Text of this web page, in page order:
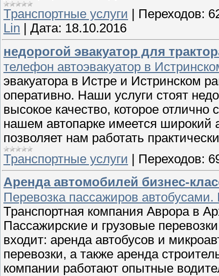
Транспортные услуги
Переходов:
Lin
Дата: 18.10.2016
недорогой эвакуатор для
телефон автоэвакуатор в
эвакуатора в Истре и Истринском
оперативно. Наши услуги стоят
высокое качество, которое
нашем автопарке имеется широкий
позволяет нам работать
Транспортные услуги | Переходов:
Аренда автомобилей бизнес-
Перевозка пассажиров
Транспортная компания Аврора в
Пассажирские и грузовые
входит: аренда автобусов и
перевозки, а также аренда
компании работают опытные